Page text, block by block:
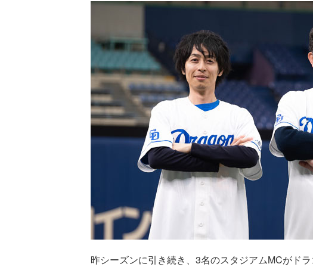
昨シーズンに引き続き、3名のスタジアムMCがド